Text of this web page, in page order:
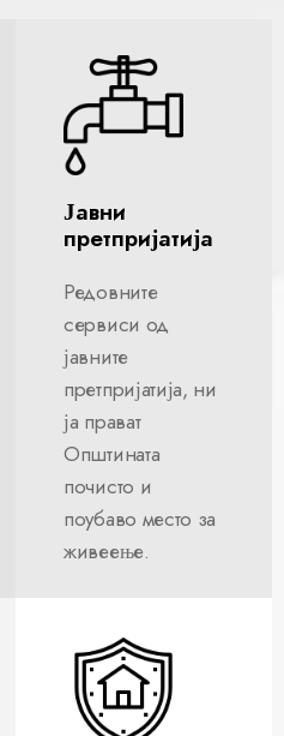
Јавни
претпријатија
Редовните
сервиси од
јавните
претпријатија, ни
ја прават
Општината
почисто и
поубаво место за
живеење.